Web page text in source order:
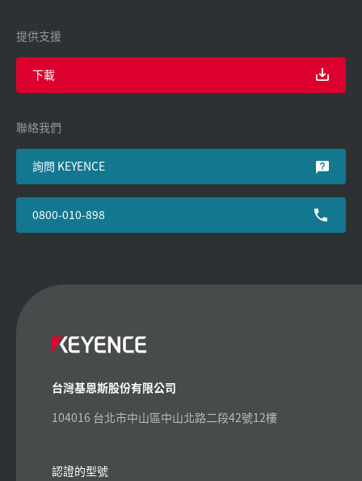
提供支援
下載
聯絡我們
詢問 KEYENCE
0800-010-898
台灣基恩斯股份有限公司
104016 台北市中山區中山北路二段42號12樓
認證的型號